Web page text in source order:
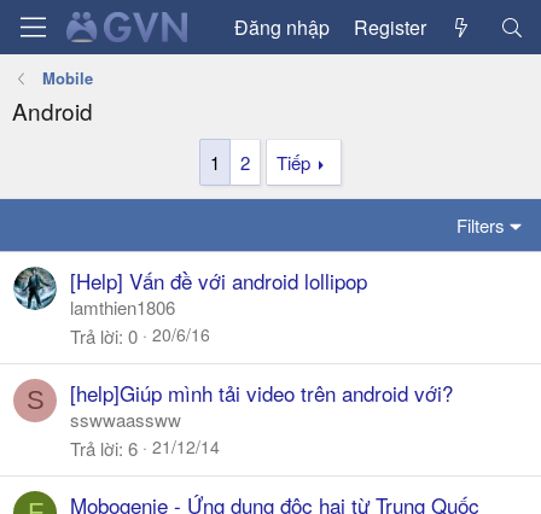
Đăng nhập Register
Mobile
Android
1 2 Tiếp
Filters
[Help] Vấn đề với android lollipop
lamthien1806
Trả lời 0 20/6/16
S [help]Giúp mình tải video trên android với?
sswwaassww
Trả lời 6 21/12/14
Mobogenie - Ứng dụng độc hại từ Trung Quốc